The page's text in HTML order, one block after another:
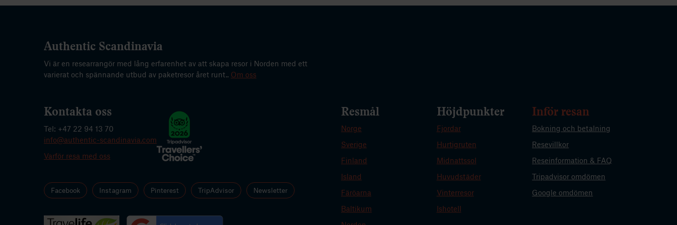
Authentic Scandinavia
Vi är en researrangör med lång erfarenhet av att skapa resor i Norden med ett
varierat och spännande utbud av paketresor året runt.. Om oss
Kontakta oss
Tel: +47 22 94 13 70
info@authentic-scandinavia.com
Varför resa med oss
Facebook Instagram Pinterest TripAdvisor Newsletter
Resmål
Norge
Sverige
Finland
Island
Färöarna
Baltikum
Höjdpunkter
Fjordar
Hurtigruten
Midnattssol
Huvudstäder
Vinterresor
Ishotell
Inför resan
Bokning och betalning
Resevillkor
Reseinformation & FAQ
Tripadvisor omdömen
Google omdömen